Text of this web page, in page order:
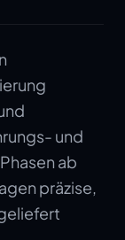
und
ab
präzise,